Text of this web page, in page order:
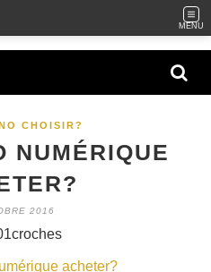
MENU
CHOISIR?
NUMÉRIQUE
2016